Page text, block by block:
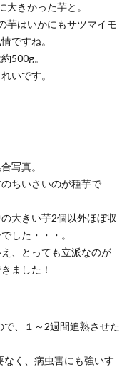
大きかった芋と。
芋はいかにもサツマイモ
ですね。
500g。
いです。
写真。
ちいさいのが種芋で
大きい芋2個以外ほぼ収
した・・・。
え、とっても立派なのが
ました！
、１～2週間追熟させた
く、病虫害にも強いす